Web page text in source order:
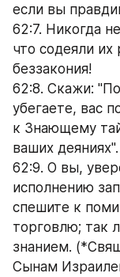
если вы
62:7. Никогда
что содеяли
беззакония!
62:8. Скажи:
убегаете, вас
к Знающему
ваших деяниях".
62:9. О вы,
исполнению
спешите к
торговлю; так
знанием.
Сынам